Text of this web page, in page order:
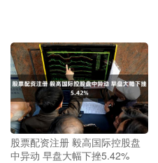
股票配资注册 毅高国际控股盘
中异动 早盘大幅下挫5.42%